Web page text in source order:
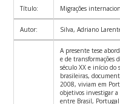
Título: Migrações
Autor: Silva, Adriano
A presente tese
e de
século XX e início do
brasileiras,
2008, viviam em
objetivos investigar
entre Brasil,